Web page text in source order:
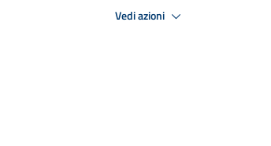
Vedi azioni